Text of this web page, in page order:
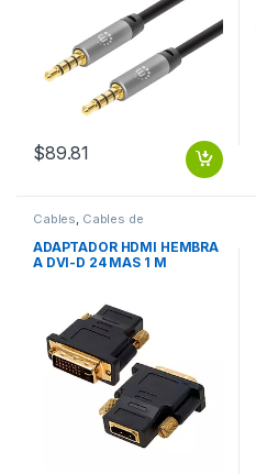
$89.81
Cables, Cables de
ADAPTADOR HDMI HEMBRA
A DVI-D 24 MAS 1 M